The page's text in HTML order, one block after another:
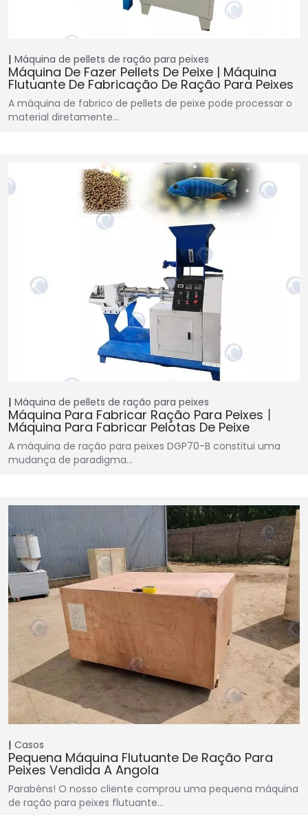
Máquina de pellets de ração para peixes
Máquina De Fazer Pellets De Peixe | Máquina
Flutuante De Fabricação De Ração Para Peixes
A máquina de fabrico de pellets de peixe pode processar o
material diretamente…
Máquina de pellets de ração para peixes
Máquina Para Fabricar Ração Para Peixes丨
Máquina Para Fabricar Pelotas De Peixe
A máquina de ração para peixes DGP70-B constitui uma
mudança de paradigma…
Casos
Pequena Máquina Flutuante De Ração Para
Peixes Vendida A Angola
Parabéns! O nosso cliente comprou uma pequena máquina
de ração para peixes flutuante…